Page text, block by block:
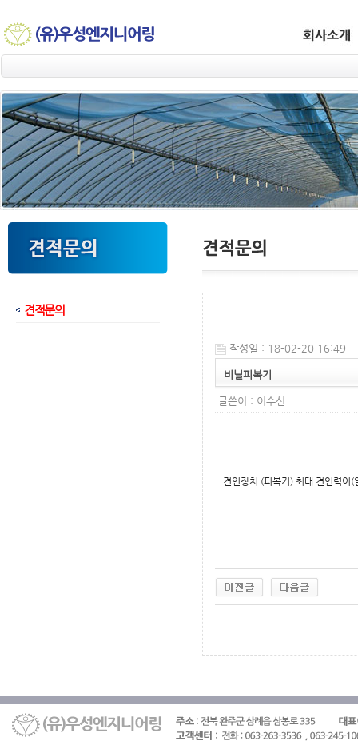
견적문의
작성일 : 18-02-20 16:49
비닐피복기
글쓴이 : 이수신
견인장치 (피복기) 최대 견인력